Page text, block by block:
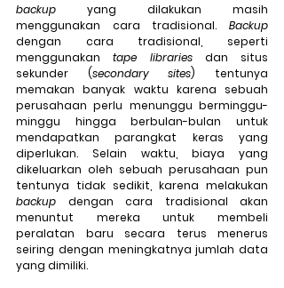
backup yang dilakukan masih
menggunakan cara tradisional. Backup
dengan cara tradisional, seperti
menggunakan tape libraries dan situs
sekunder (secondary sites) tentunya
memakan banyak waktu karena sebuah
perusahaan perlu menunggu berminggu-
minggu hingga berbulan-bulan untuk
mendapatkan parangkat keras yang
diperlukan. Selain waktu, biaya yang
dikeluarkan oleh sebuah perusahaan pun
backup dengan cara tradisional akan
menuntut mereka untuk membeli
peralatan baru secara terus menerus
seiring dengan meningkatnya jumlah data
yang dimiliki.